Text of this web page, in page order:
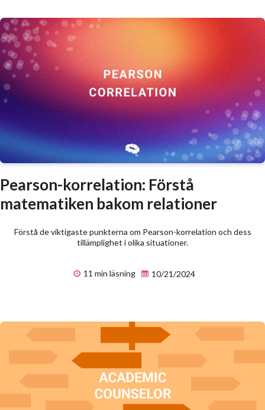
Pearson-korrelation: Förstå
matematiken bakom relationer
Förstå de viktigaste punkterna om Pearson-korrelation och dess
tillämplighet i olika situationer.
11 min läsning 10/21/2024